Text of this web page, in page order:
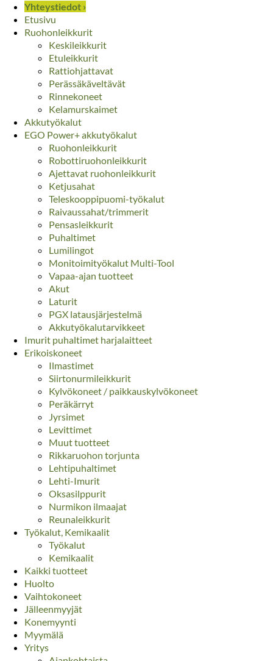
Yhteystiedot ›
Etusivu
Ruohonleikkurit
Keskileikkurit
Etuleikkurit
Rattiohjattavat
Perässäkäveltävät
Rinnekoneet
Kelamurskaimet
Akkutyökalut
EGO Power+ akkutyökalut
Ruohonleikkurit
Robottiruohonleikkurit
Ajettavat ruohonleikkurit
Ketjusahat
Teleskooppipuomi-työkalut
Raivaussahat/trimmerit
Pensasleikkurit
Puhaltimet
Lumilingot
Monitoimityökalut Multi-Tool
Vapaa-ajan tuotteet
Akut
Laturit
PGX latausjärjestelmä
Akkutyökalutarvikkeet
Imurit puhaltimet harjalaitteet
Erikoiskoneet
Ilmastimet
Siirtonurmileikkurit
Kylvökoneet / paikkauskylvökoneet
Peräkärryt
Jyrsimet
Levittimet
Muut tuotteet
Rikkaruohon torjunta
Lehtipuhaltimet
Lehti-Imurit
Oksasilppurit
Nurmikon ilmaajat
Reunaleikkurit
Työkalut, Kemikaalit
Työkalut
Kemikaalit
Kaikki tuotteet
Huolto
Vaihtokoneet
Jälleenmyyjät
Konemyynti
Myymälä
Yritys